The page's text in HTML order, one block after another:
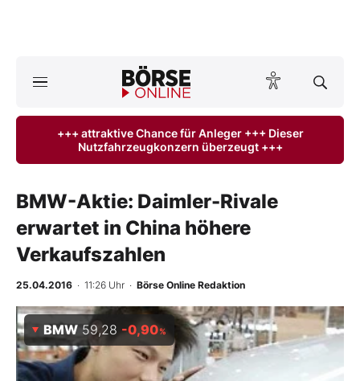
ktuelle Ausgabe BÖRSE ONLINE lesen
Anlageprodukte
Finanz-Check
BO-Musterdepots
Experten
+++ attraktive Chance für Anleger +++ Dieser
Nutzfahrzeugkonzern überzeugt +++
BMW-Aktie: Daimler-Rivale
erwartet in China höhere
Verkaufszahlen
25.04.2016 · 11:26 Uhr · Börse Online Redaktion
BMW 59,28 -0,90%